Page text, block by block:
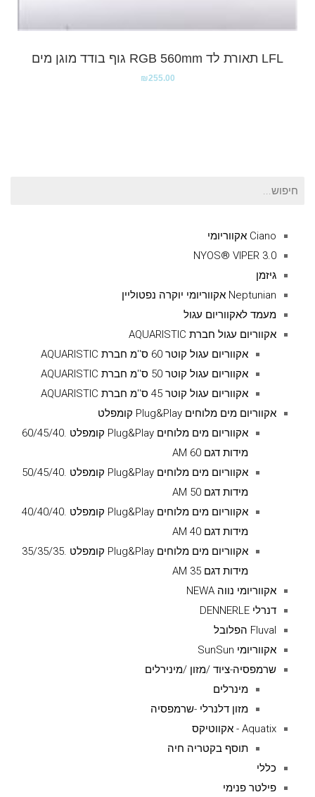
LFL תאורת לד RGB 560mm גוף בודד מוגן מים
₪255.00
חיפוש
Ciano אקווריומי
NYOS® VIPER 3.0
גיזמן
Neptunian אקווריומי יוקרה נפטוליין
מעמד לאקווריום עגול
אקווריום עגול חברת AQUARISTIC
אקווריום עגול קוטר 60 ס''מ חברת AQUARISTIC
אקווריום עגול קוטר 50 ס''מ חברת AQUARISTIC
אקווריום עגול קוטר 45 ס''מ חברת AQUARISTIC
אקווריום מים מלוחים Plug&Play קומפלט
אקווריום מים מלוחים Plug&Play קומפלט .60/45/40
מידות דגם AM 60
אקווריום מים מלוחים Plug&Play קומפלט .50/45/40
מידות דגם AM 50
אקווריום מים מלוחים Plug&Play קומפלט .40/40/40
מידות דגם AM 40
אקווריום מים מלוחים Plug&Play קומפלט .35/35/35
מידות דגם AM 35
אקווריומי נווה NEWA
דנרלי DENNERLE
Fluval הפלובל
אקווריומי SunSun
שרמפסיה-ציוד /מזון /מינירלים
מינרלים
מזון דלנרלי -שרמפסיה
Aquatix - אקווטיקס
תוסף בקטריה חיה
כללי
פילטר פנימי